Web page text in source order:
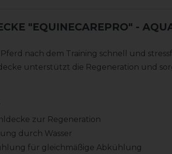
"EQUINECAREPRO" -
nach dem Training schnell und
unterstützt die Regeneration und
zur Regeneration
durch Wasser
für gleichmäßige Abkühlung